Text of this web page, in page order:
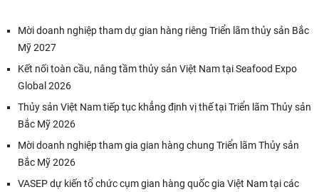
Mời doanh nghiệp tham dự gian hàng riêng Triển lãm thủy sản Bắc
Mỹ 2027
Kết nối toàn cầu, nâng tầm thủy sản Việt Nam tại Seafood Expo
Global 2026
Thủy sản Việt Nam tiếp tục khẳng định vị thế tại Triển lãm Thủy sản
Bắc Mỹ 2026
Mời doanh nghiệp tham gia gian hàng chung Triển lãm Thủy sản
Bắc Mỹ 2026
VASEP dự kiến tổ chức cụm gian hàng quốc gia Việt Nam tại các